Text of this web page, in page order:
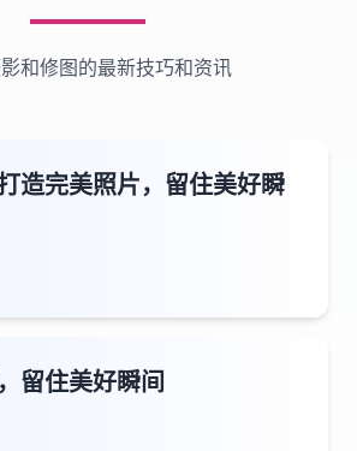
和修图的最新技巧和资讯
造完美照片，留住美好瞬
留住美好瞬间